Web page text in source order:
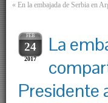
« En la embajada de Serbia en
FEB
24
2017
La
Presidente